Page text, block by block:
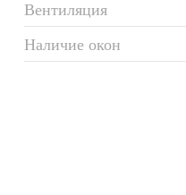
Вентиляция
Наличие окон